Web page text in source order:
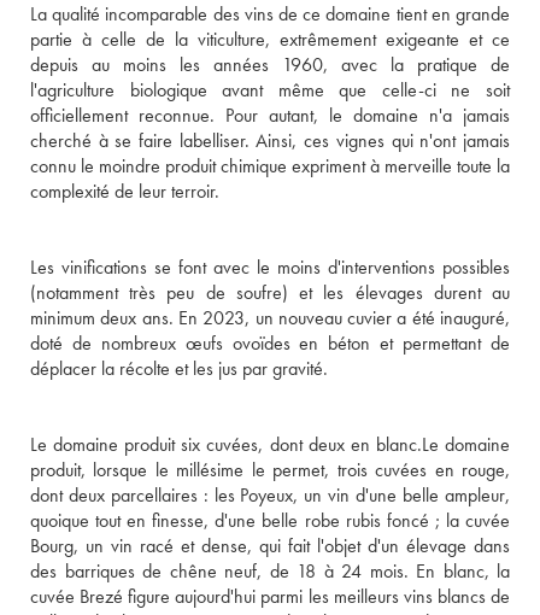
La qualité incomparable des vins de ce domaine tient en grande
partie à celle de la viticulture, extrêmement exigeante et ce
depuis au moins les années 1960, avec la pratique de
l'agriculture biologique avant même que celle-ci ne soit
officiellement reconnue. Pour autant, le domaine n'a jamais
cherché à se faire labelliser. Ainsi, ces vignes qui n'ont jamais
connu le moindre produit chimique expriment à merveille toute la
complexité de leur terroir.
Les vinifications se font avec le moins d'interventions possibles
(notamment très peu de soufre) et les élevages durent au
minimum deux ans. En 2023, un nouveau cuvier a été inauguré,
doté de nombreux œufs ovoïdes en béton et permettant de
déplacer la récolte et les jus par gravité.
Le domaine produit six cuvées, dont deux en blanc.Le domaine
produit, lorsque le millésime le permet, trois cuvées en rouge,
dont deux parcellaires : les Poyeux, un vin d'une belle ampleur,
quoique tout en finesse, d'une belle robe rubis foncé ; la cuvée
Bourg, un vin racé et dense, qui fait l'objet d'un élevage dans
des barriques de chêne neuf, de 18 à 24 mois. En blanc, la
cuvée Brezé figure aujourd'hui parmi les meilleurs vins blancs de